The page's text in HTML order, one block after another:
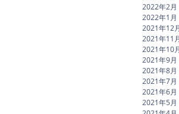
2022年2月
2022年1月
2021年12
2021年11
2021年10
2021年9月
2021年8月
2021年7月
2021年6月
2021年5月